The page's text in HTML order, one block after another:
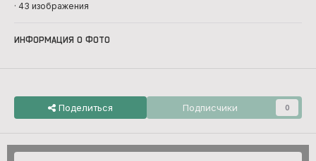
· 43 изображения
ИНФОРМАЦИЯ О ФОТО
Поделиться Подписчики 0